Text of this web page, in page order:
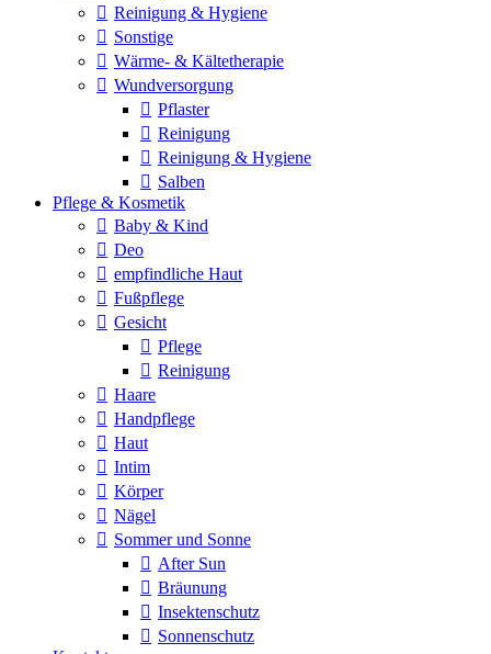
Reinigung & Hygiene
Sonstige
Wärme- & Kältetherapie
Wundversorgung
Pflaster
Reinigung
Reinigung & Hygiene
Salben
Pflege & Kosmetik
Baby & Kind
Deo
empfindliche Haut
Fußpflege
Gesicht
Pflege
Reinigung
Haare
Handpflege
Haut
Intim
Körper
Nägel
Sommer und Sonne
After Sun
Bräunung
Insektenschutz
Sonnenschutz